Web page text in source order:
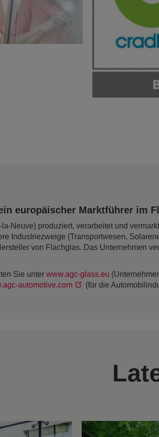
europäischer Marktführer im
Neuve) produziert, verarbeitet und
Industriezweige (Transportwesen,
von Flachglas. Das Unternehmen
Sie unter www.agc-glass.eu
automotive.com (für die